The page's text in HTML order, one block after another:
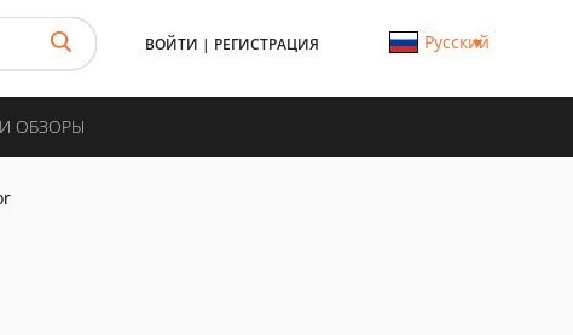
ВОЙТИ | РЕГИСТРАЦИЯ Русский
ОБЗОРЫ